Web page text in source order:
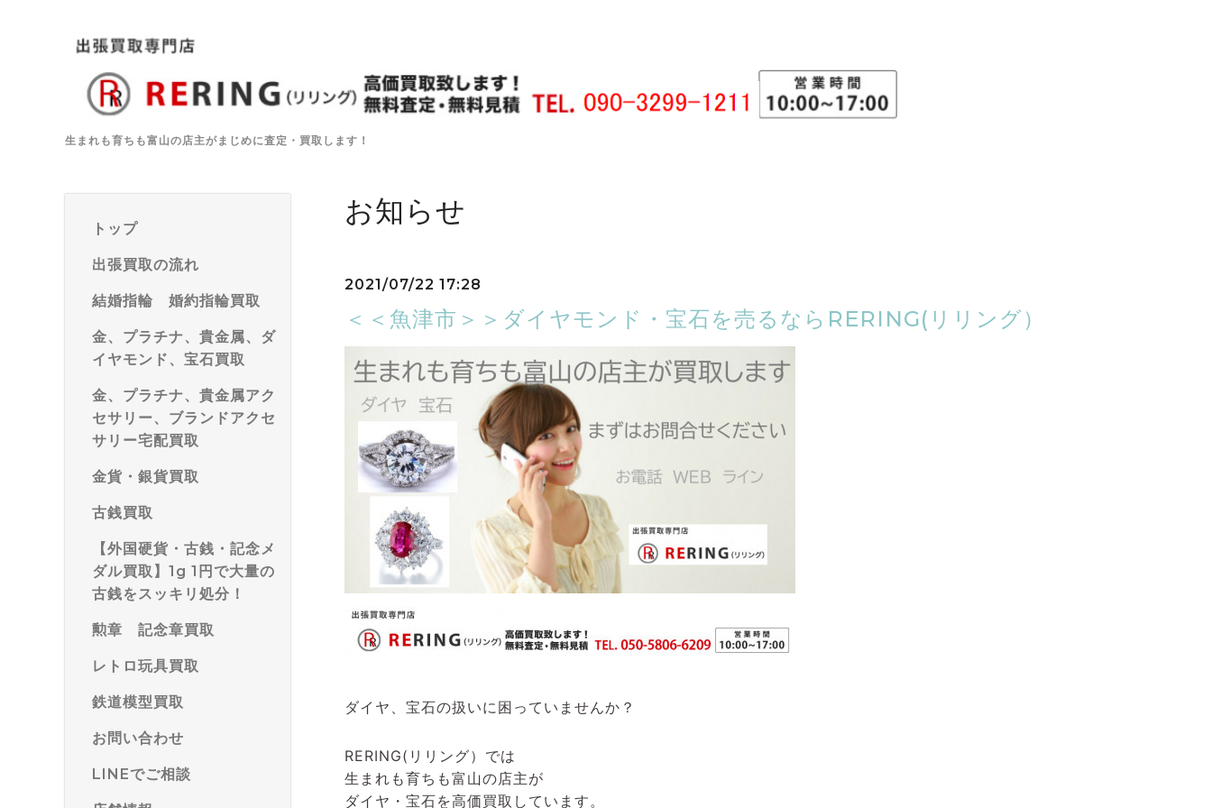
生まれも育ちも富山の店主がまじめに査定・買取します！
トップ
出張買取の流れ
結婚指輪 婚約指輪買取
金、プラチナ、貴金属、ダ
イヤモンド、宝石買取
金、プラチナ、貴金属アク
セサリー、ブランドアクセ
サリー宅配買取
金貨・銀貨買取
古銭買取
【外国硬貨・古銭・記念メ
ダル買取】1g 1円で大量の
古銭をスッキリ処分！
勲章 記念章買取
レトロ玩具買取
鉄道模型買取
お問い合わせ
LINEでご相談
お知らせ
2021/07/22 17:28
＜＜魚津市＞＞ダイヤモンド・宝石を売るならRERING(リリング）
ダイヤ、宝石の扱いに困っていませんか？
RERING(リリング） では
生まれも育ちも富山の店主が
ダイヤ・宝石を高価買取しています。